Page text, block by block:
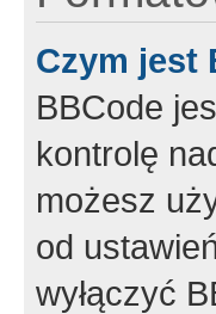
Czym jest
BBCode
kontrolę
możesz
od
wyłączyć